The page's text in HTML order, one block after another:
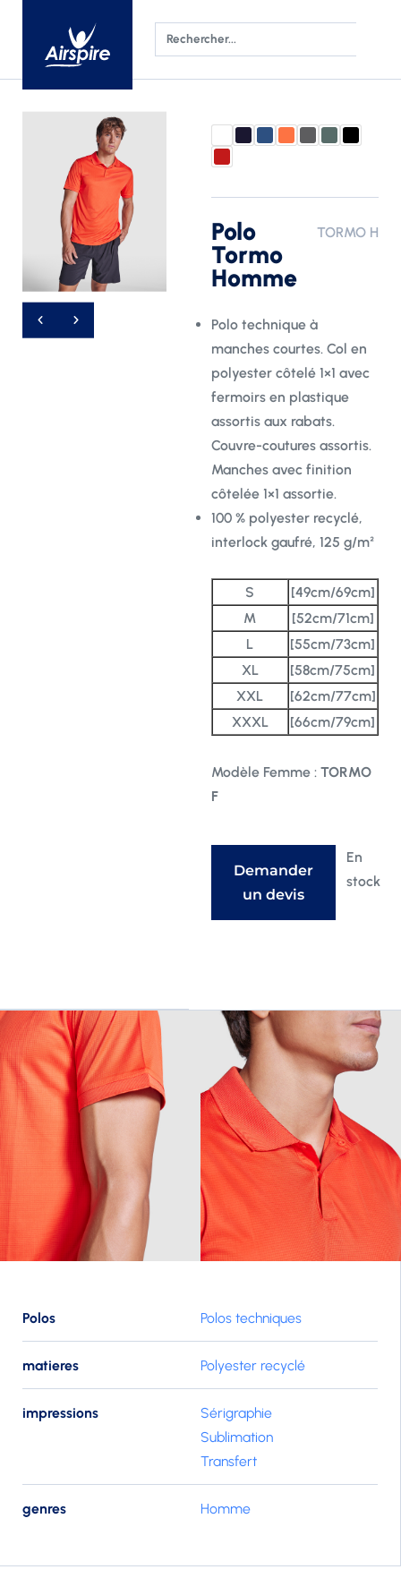
Polo
Tormo
Homme
TORMO H
Polo technique à
manches courtes. Col en
polyester côtelé 1×1 avec
fermoirs en plastique
assortis aux rabats.
Couvre-coutures assortis.
Manches avec finition
côtelée 1×1 assortie.
100 % polyester recyclé,
interlock gaufré, 125 g/m²
S
[49cm/69cm]
M
[52cm/71cm]
L
[55cm/73cm]
XL
[58cm/75cm]
XXL
[62cm/77cm]
XXXL
[66cm/79cm]
Modèle Femme : TORMO
F
Demander
un devis
En
stock
Polos Polos techniques
matieres Polyester recyclé
impressions
Sérigraphie
Sublimation
Transfert
genres Homme